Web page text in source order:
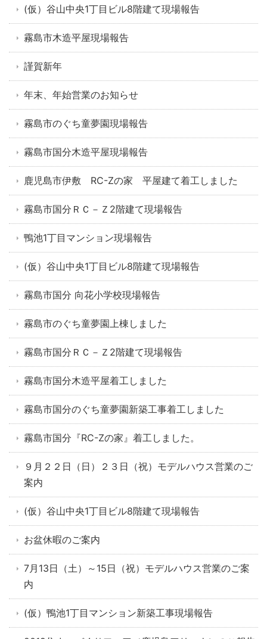
(仮）谷山中央1丁目ビル8階建て現場報告
霧島市木造平屋現場報告
謹賀新年
年末、年始営業のお知らせ
霧島市のぐち童夢園現場報告
霧島市国分木造平屋現場報告
鹿児島市伊敷 RC-Zの家 平屋建て着工しました
霧島市国分ＲＣ－Ｚ2階建て現場報告
鴨池1丁目マンション現場報告
(仮）谷山中央1丁目ビル8階建て現場報告
霧島市国分 向花小学校現場報告
霧島市のぐち童夢園上棟しました
霧島市国分ＲＣ－Ｚ2階建て現場報告
霧島市国分木造平屋着工しました
霧島市国分のぐち童夢園新築工事着工しました
霧島市国分『RC-Zの家』着工しました。
９月２２日（日）２３日（祝）モデルハウス営業のご
案内
(仮）谷山中央1丁目ビル8階建て現場報告
お盆休暇のご案内
7月13日（土）～15日（祝）モデルハウス営業のご案
内
(仮）鴨池1丁目マンション新築工事現場報告